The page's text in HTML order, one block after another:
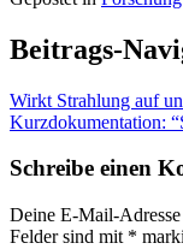
Beitrags-
Wirkt Strahlung auf
Kurzdokumentation:
Schreibe einen
Deine E-Mail-
Felder sind mit *